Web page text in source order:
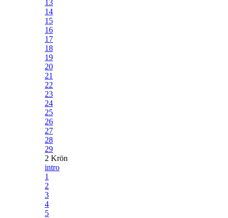
13
14
15
16
17
18
19
20
21
22
23
24
25
26
27
28
29
2 Krön
intro
1
2
3
4
5